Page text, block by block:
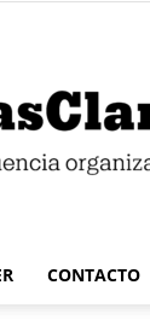
CONTACTO